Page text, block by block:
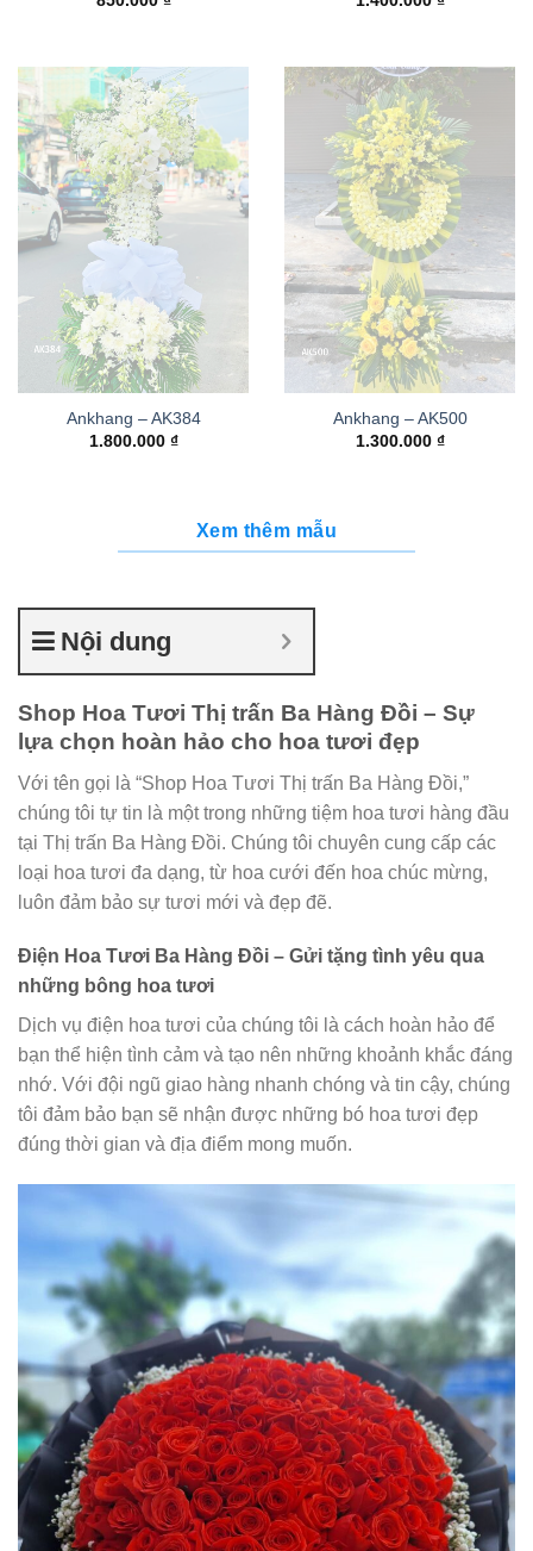
Ankhang – AK384
1.800.000 ₫
Ankhang – AK500
1.300.000 ₫
Xem thêm mẫu
Nội dung
Shop Hoa Tươi Thị trấn Ba Hàng Đồi – Sự
lựa chọn hoàn hảo cho hoa tươi đẹp
Với tên gọi là “Shop Hoa Tươi Thị trấn Ba Hàng Đồi,”
chúng tôi tự tin là một trong những tiệm hoa tươi hàng đầu
tại Thị trấn Ba Hàng Đồi. Chúng tôi chuyên cung cấp các
loại hoa tươi đa dạng, từ hoa cưới đến hoa chúc mừng,
luôn đảm bảo sự tươi mới và đẹp đẽ.
Điện Hoa Tươi Ba Hàng Đồi – Gửi tặng tình yêu qua
những bông hoa tươi
Dịch vụ điện hoa tươi của chúng tôi là cách hoàn hảo để
bạn thể hiện tình cảm và tạo nên những khoảnh khắc đáng
nhớ. Với đội ngũ giao hàng nhanh chóng và tin cậy, chúng
tôi đảm bảo bạn sẽ nhận được những bó hoa tươi đẹp
đúng thời gian và địa điểm mong muốn.